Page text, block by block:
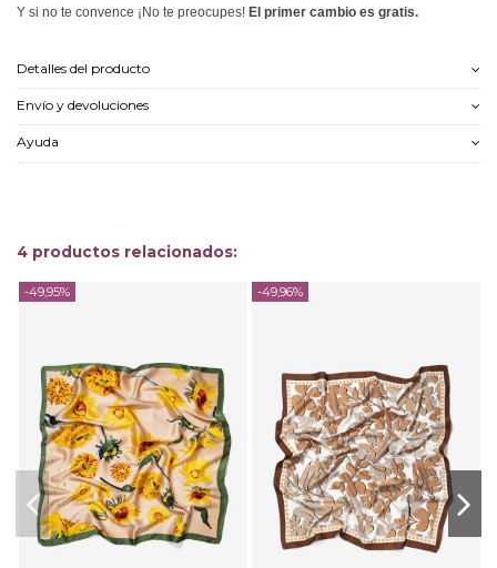
Y si no te convence ¡No te preocupes! El primer cambio es gratis.
Detalles del producto
Envío y devoluciones
Ayuda
4 productos relacionados:
-49,95% -49,96%